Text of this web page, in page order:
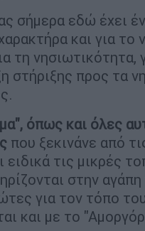
σήμερα εδώ έχει
και για το
τη νησιωτικότητα,
στήριξης προς τα
όπως και όλες
που ξεκινάνε από
ειδικά τις μικρές
στην
για τον τόπο
και με το